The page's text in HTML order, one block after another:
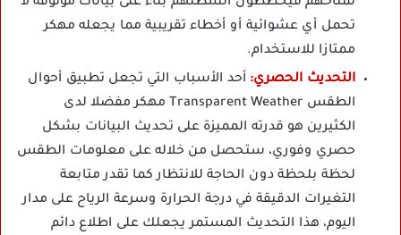
تحمل أي عشوائية أو أخطاء تقريبية مما يجعله مهكر
ممتازا للاستخدام.
التحديث الحصري: أحد الأسباب التي تجعل تطبيق أحوال
الطقس Transparent Weather مهكر مفضلا لدى
الكثيرين هو قدرته المميزة على تحديث البيانات بشكل
حصري وفوري، ستحصل من خلاله على معلومات الطقس
لحظة بلحظة دون الحاجة للانتظار كما تقدر متابعة
التغيرات الدقيقة في درجة الحرارة وسرعة الرياح على مدار
اليوم، هذا التحديث المستمر يجعلك على اطلاع دائم